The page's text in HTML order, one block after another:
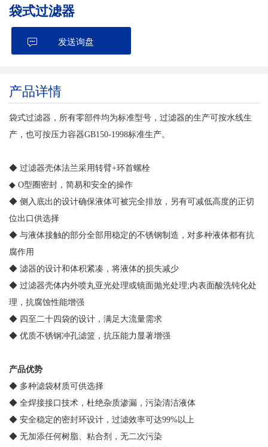
袋式过滤器
发送询盘
产品详情
袋式过滤器，所有零部件均为标准型号，过滤器的生产可按水线生
产，也可按压力容器GB150-1998标准生产。
◆ 过滤器壳体法兰采用转臂+环首螺栓
◆ O型圈密封，简易和安全的操作
◆ 侧入底出的设计确保液体可被完全排放，另有可减低高度的正切
位出口供选择
◆ 与液体接触的部分全部用稳定的不锈钢制造，对多种液体都有抗
腐作用
◆ 滤器的设计和体积紧凑，将液体的损失减少
◆ 过滤器壳体内外喷丸亚光处理或镜面抛光处理;内表面酸洗钝化处
理，抗腐蚀性能增强
◆ 四至二十四袋的设计，满足大流量需求
◆ 优质不锈钢冲孔滤篮，抗压能力显著增强
产品优势
◆ 多种滤袋材质可供选择
◆ 全焊接接口技术，杜绝杂质渗漏，污染清洁液体
◆ 安全稳定的密封环设计，过滤效率可达99%以上
◆ 无加添任何树脂、粘合剂，无二次污染